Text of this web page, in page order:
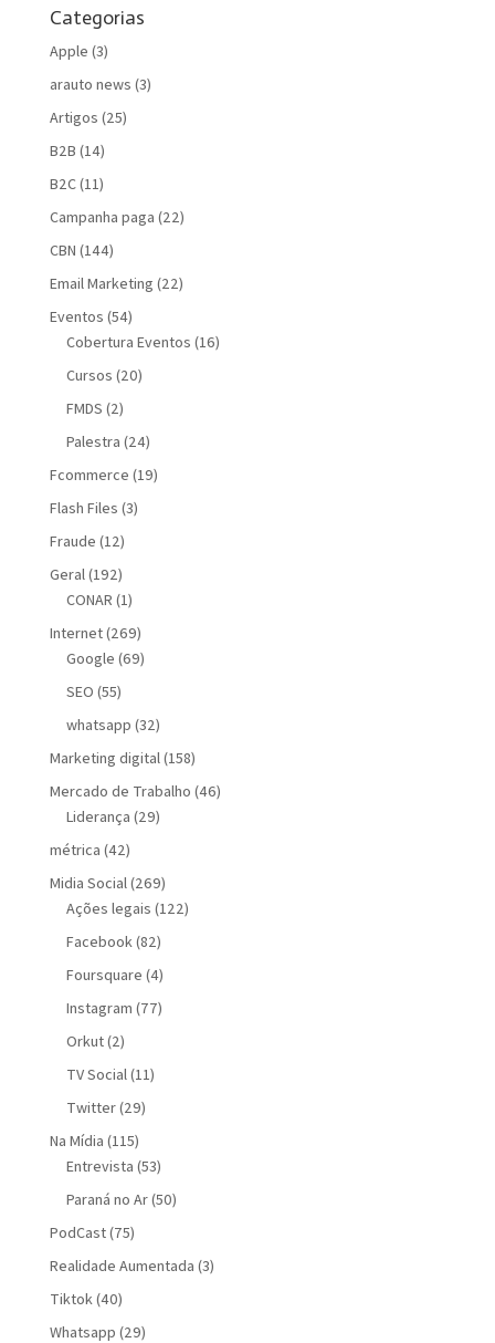
Categorias
Apple (3)
arauto news (3)
Artigos (25)
B2B (14)
B2C(11)
Campanha paga (22)
CBN (144)
Email Marketing (22)
Eventos (54)
Cobertura Eventos (16)
Cursos (20)
FMDS (2)
Palestra (24)
Fcommerce (19)
Flash Files (3)
Fraude (12)
Geral(192)
CONAR (1)
Internet(269)
Google (69)
SEO (55)
whatsapp (32)
Marketing digital(158)
Mercado de Trabalho (46)
Liderança (29)
métrica (42)
Midia Social(269)
Ações legais (122)
Facebook(82)
Foursquare (4)
Instagram (77)
Orkut(2)
TV Social(11)
Twitter(29)
Na Mídia (115)
Entrevista (53)
Paraná no Ar(50)
PodCast(75)
Realidade Aumentada (3)
Tiktok(40)
Whatsapp (29)